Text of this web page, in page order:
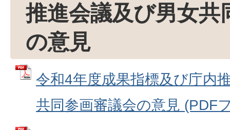
推進会議及び男女共
の意見
令和4年度成果指標及び庁内
共同参画審議会の意見 (PDF